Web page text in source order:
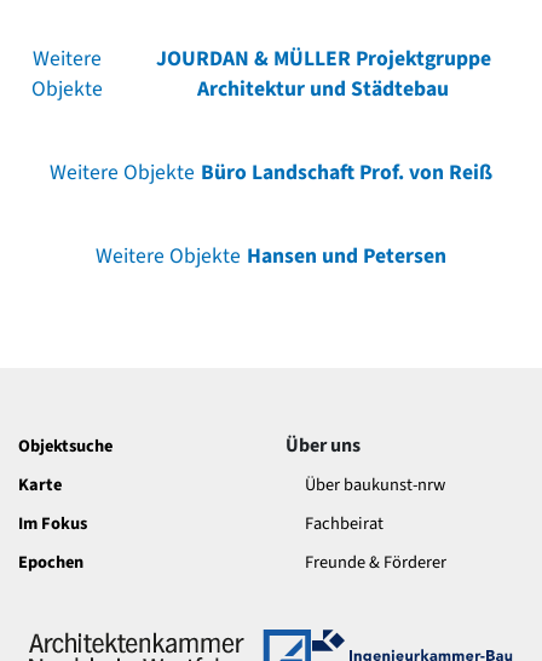
Weitere
Objekte
JOURDAN & MÜLLER Projektgruppe
Architektur und Städtebau
Weitere Objekte Büro Landschaft Prof. von Reiß
Weitere Objekte Hansen und Petersen
Objektsuche
Karte
Im Fokus
Epochen
Über uns
Über baukunst-nrw
Fachbeirat
Freunde & Förderer